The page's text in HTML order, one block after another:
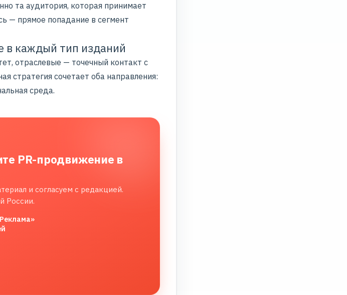
та аудитория, которая принимает
— прямое попадание в сегмент
в каждый тип изданий
отраслевые — точечный контакт с
стратегия сочетает оба направления:
среда.
PR-продвижение в
и согласуем с редакцией.
России.